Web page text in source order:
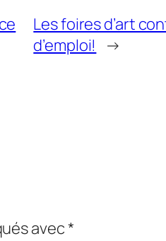
Les foires d’art
d’emploi!
→
avec*